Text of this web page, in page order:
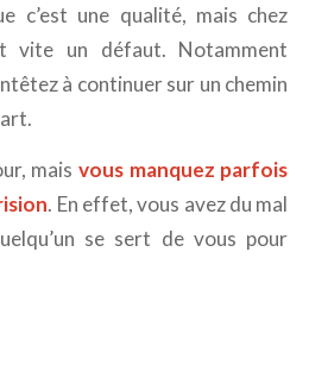
c’est une qualité, mais chez
vite un défaut. Notamment
à continuer sur un chemin
maisvous manquez parfois
. En effet, vous avez du mal
se sert de vous pour